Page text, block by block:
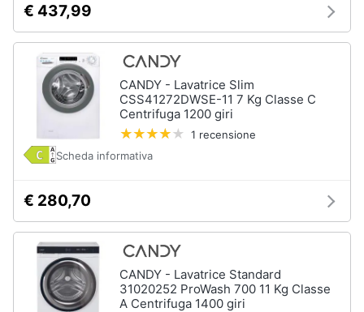
€ 437,99
CANDY - Lavatrice Slim
CSS41272DWSE-11 7 Kg Classe C
Centrifuga 1200 giri
1 recensione
Scheda informativa
€ 280,70
CANDY - Lavatrice Standard
31020252 ProWash 700 11 Kg Classe
A Centrifuga 1400 giri